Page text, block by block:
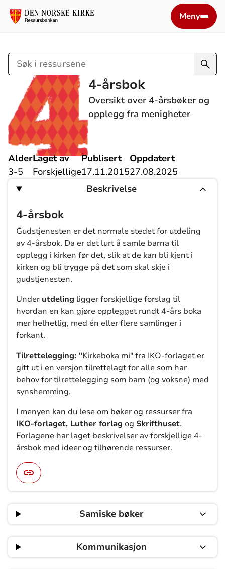
Meny
Søk
i
ressursene
4-årsbok
Oversikt over 4-årsbøker og
opplegg fra menigheter
Alder
3-5
Laget av
Forskjellige
Publisert
17.11.2015
Oppdatert
27.08.2025
Beskrivelse
4-årsbok
Gudstjenesten er det normale stedet for utdeling
av 4-årsbok. Da er det lurt å samle barna til
opplegg i kirken før det, slik at de kan bli kjent i
kirken og bli trygge på det som skal skje i
gudstjenesten.
Under utdeling ligger forskjellige forslag til
hvordan en kan gjøre opplegget rundt 4-års boka
mer helhetlig, med én eller flere samlinger i
forkant.
Tilrettelegging: "Kirkeboka mi" fra IKO-forlaget er
gitt ut i en versjon tilrettelagt for alle som har
behov for tilrettelegging som barn (og voksne) med
synshemming.
I menyen kan du lese om bøker og ressurser fra
IKO-forlaget, Luther forlag og Skrifthuset.
Forlagene har laget beskrivelser av forskjellige 4-
årsbok med ideer og tilhørende ressurser.
Samiske bøker
Kommunikasjon